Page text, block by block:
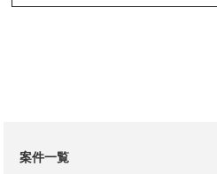
案件一覧